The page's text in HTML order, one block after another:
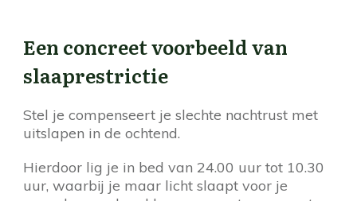
Een concreet voorbeeld van
slaaprestrictie
Stel je compenseert je slechte nachtrust met
uitslapen in de ochtend.
Hierdoor lig je in bed van 24.00 uur tot 10.30
uur, waarbij je maar licht slaapt voor je